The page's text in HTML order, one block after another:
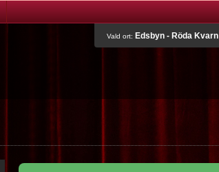
Vald ort: Edsbyn - Röda Kvarn